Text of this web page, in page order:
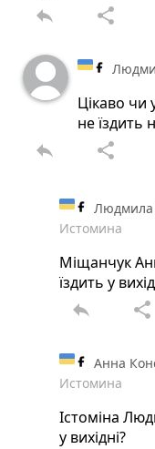
reply share
Цікаво чи
не їздить
reply share
Людмила
Истомина
Міщанчук
їздить у
reply share
Анна
Истомина
Істоміна
у вихідні?